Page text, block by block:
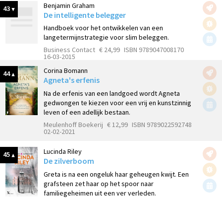
43 Benjamin Graham
De intelligente belegger
Handboek voor het ontwikkelen van een
langetermijnstrategie voor slim beleggen.
Business Contact € 24,99 ISBN 9789047008170
16-03-2015
44
Corina Bomann
Agneta's erfenis
Na de erfenis van een landgoed wordt Agneta
gedwongen te kiezen voor een vrij en kunstzinnig
leven of een adellijk bestaan.
Meulenhoff Boekerij € 12,99 ISBN 9789022592748
02-02-2021
45 Lucinda Riley
De zilverboom
Greta is na een ongeluk haar geheugen kwijt. Een
grafsteen zet haar op het spoor naar
familiegeheimen uit een ver verleden.